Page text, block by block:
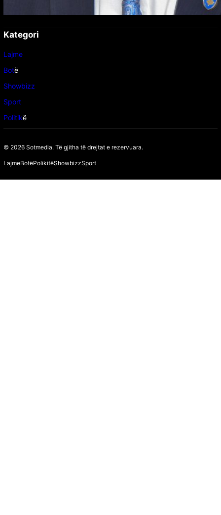
Kategori
Lajme
Botë
Showbizz
Sport
Politikë
© 2026 Sotmedia. Të gjitha të drejtat e rezervuara.
LajmeBotëPolikitëShowbizzSport